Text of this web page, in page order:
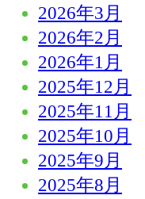
2026年3月
2026年2月
2026年1月
2025年12月
2025年11月
2025年10月
2025年9月
2025年8月